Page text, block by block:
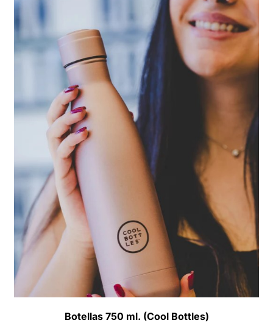
Botellas 750 ml. (Cool Bottles)